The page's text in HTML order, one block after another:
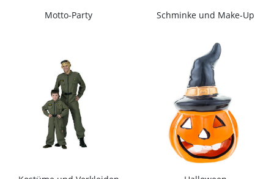
Motto-Party Schminke und Make-Up